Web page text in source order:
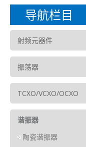
导航栏目
射频元器件
振荡器
TCXO/VCXO/OCXO
谐振器
陶瓷谐振器